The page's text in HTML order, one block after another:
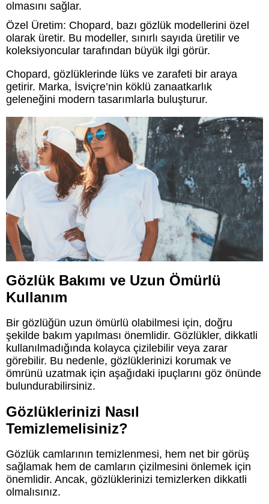
olmasını sağlar.
Özel Üretim: Chopard, bazı gözlük modellerini özel
olarak üretir. Bu modeller, sınırlı sayıda üretilir ve
koleksiyoncular tarafından büyük ilgi görür.
Chopard, gözlüklerinde lüks ve zarafeti bir araya
getirir. Marka, İsviçre’nin köklü zanaatkarlık
geleneğini modern tasarımlarla buluşturur.
Gözlük Bakımı ve Uzun Ömürlü
Kullanım
Bir gözlüğün uzun ömürlü olabilmesi için, doğru
şekilde bakım yapılması önemlidir. Gözlükler, dikkatli
kullanılmadığında kolayca çizilebilir veya zarar
görebilir. Bu nedenle, gözlüklerinizi korumak ve
ömrünü uzatmak için aşağıdaki ipuçlarını göz önünde
bulundurabilirsiniz.
Gözlüklerinizi Nasıl
Temizlemelisiniz?
Gözlük camlarının temizlenmesi, hem net bir görüş
sağlamak hem de camların çizilmesini önlemek için
önemlidir. Ancak, gözlüklerinizi temizlerken dikkatli
olmalısınız.